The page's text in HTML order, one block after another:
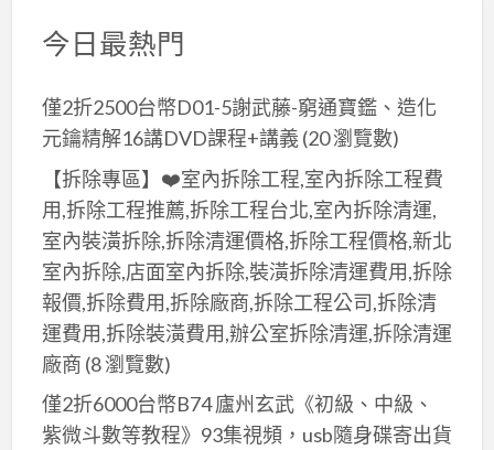
今日最熱門
僅2折2500台幣D01-5謝武藤-窮通寶鑑、造化
元鑰精解16講DVD課程+講義 (20 瀏覽數)
【拆除專區】❤️室內拆除工程,室內拆除工程費
用,拆除工程推薦,拆除工程台北,室內拆除清運,
室內裝潢拆除,拆除清運價格,拆除工程價格,新北
室內拆除,店面室內拆除,裝潢拆除清運費用,拆除
報價,拆除費用,拆除廠商,拆除工程公司,拆除清
運費用,拆除裝潢費用,辦公室拆除清運,拆除清運
廠商 (8 瀏覽數)
僅2折6000台幣B74 廬州玄武《初級、中級、
紫微斗數等教程》93集視頻，usb隨身碟寄出貨